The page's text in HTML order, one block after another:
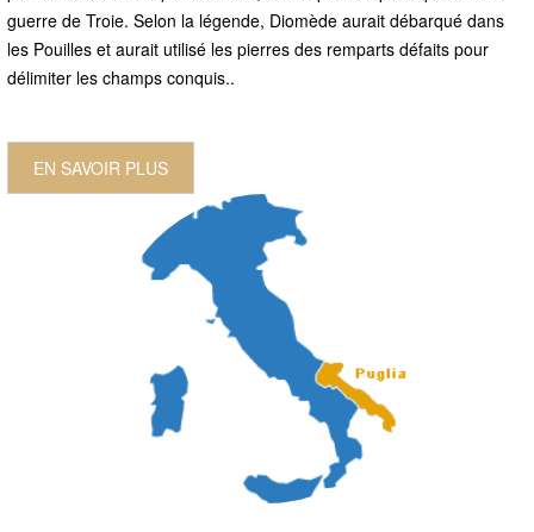
guerre de Troie. Selon la légende, Diomède aurait débarqué dans
les Pouilles et aurait utilisé les pierres des remparts défaits pour
délimiter les champs conquis..
EN SAVOIR PLUS